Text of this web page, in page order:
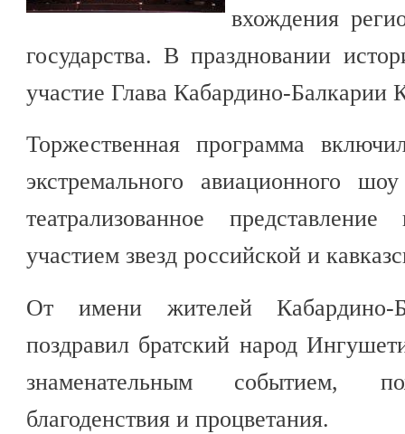
вхождения
государства. В праздновании
участие Глава Кабардино-Балкарии
Торжественная программа
экстремального авиационного
театрализованное
участием звезд российской и
От имени жителей Кабардино-
поздравил братский народ
знаменательным событием,
благоденствия и процветания.